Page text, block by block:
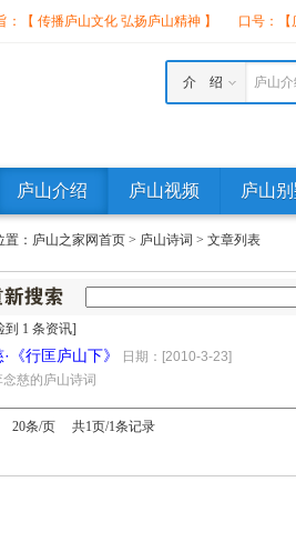
：【 传播庐山文化 弘扬庐山精神 】 口号：
庐山
介 绍
庐山介绍 庐山视频 庐山
： 庐山之家网首页 > 庐山诗词 > 文章列表
1 条资讯]
《行匡庐山下》
日期：[2010-3-23]
慈的庐山诗词
20条/页 共1页/1条记录